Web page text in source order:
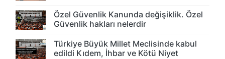
Özel Güvenlik Kanunda değişiklik. Özel
Güvenlik hakları nelerdir
Türkiye Büyük Millet Meclisinde kabul
edildi Kıdem, İhbar ve Kötü Niyet